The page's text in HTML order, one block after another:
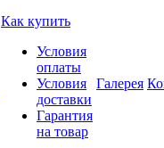
Как купить
Условия
оплаты
Условия
доставки
Гарантия
на товар
Галерея